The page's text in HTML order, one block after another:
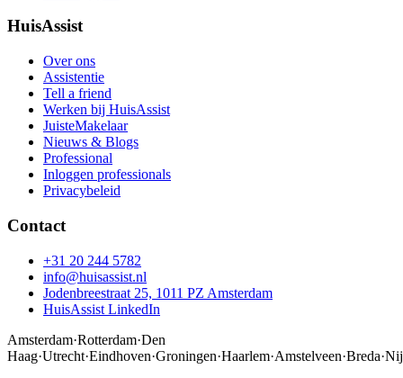
HuisAssist
Over ons
Assistentie
Tell a friend
Werken bij HuisAssist
JuisteMakelaar
Nieuws & Blogs
Professional
Inloggen professionals
Privacybeleid
Contact
+31 20 244 5782
info@huisassist.nl
Jodenbreestraat 25, 1011 PZ Amsterdam
HuisAssist LinkedIn
Amsterdam·Rotterdam·Den
Haag·Utrecht·Eindhoven·Groningen·Haarlem·Amstelveen·Breda·